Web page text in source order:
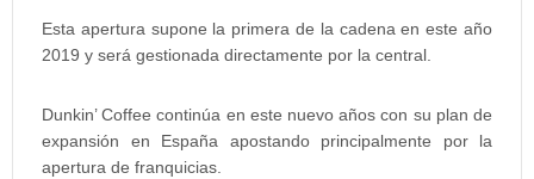
Esta apertura supone la primera de la cadena en este año
2019 y será gestionada directamente por la central.
Dunkin’ Coffee continúa en este nuevo años con su plan de
expansión en España apostando principalmente por la
apertura de franquicias.